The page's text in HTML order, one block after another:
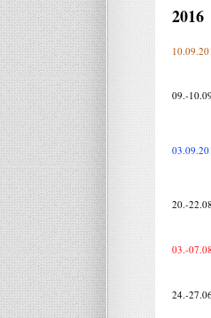
2016
09.-
20.-
03.-
24.-